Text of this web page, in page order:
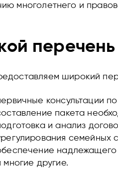
многолетнего и
широкий
консультации
пакета
и анализ
семейных
надлежащего
многие другие.